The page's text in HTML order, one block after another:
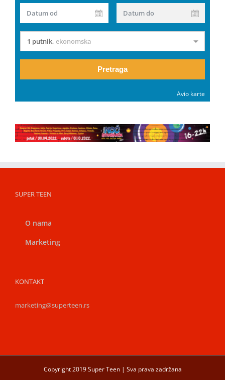
Datum od Datum do
1 putnik, ekonomska
Pretraga
Avio karte
SUPER TEEN
O nama
Marketing
KONTAKT
marketing@superteen.rs
Copyright 2019 Super Teen | Sva prava zadržana